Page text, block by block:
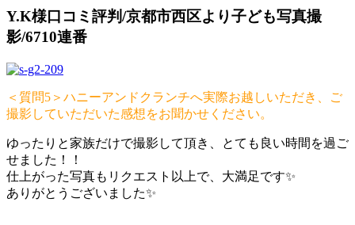
Y.K様口コミ評判/京都市西区より子ども写真撮
影/6710連番
＜質問5＞ハニーアンドクランチへ実際お越しいただき、ご
撮影していただいた感想をお聞かせください。
ゆったりと家族だけで撮影して頂き、とても良い時間を過ご
せました！！
仕上がった写真もリクエスト以上で、大満足です✨
ありがとうございました✨